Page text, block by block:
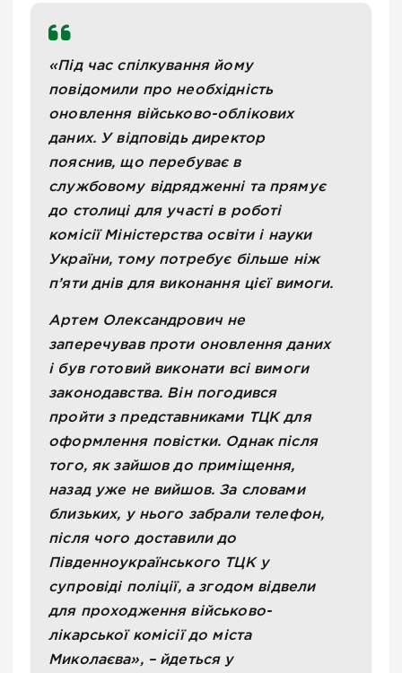
«Під час спілкування йому
повідомили про необхідність
оновлення військово-облікових
даних. У відповідь директор
пояснив, що перебуває в
службовому відрядженні та прямує
до столиці для участі в роботі
комісії Міністерства освіти і науки
України, тому потребує більше ніж
п’яти днів для виконання цієї вимоги.
Артем Олександрович не
заперечував проти оновлення даних
і був готовий виконати всі вимоги
законодавства. Він погодився
пройти з представниками ТЦК для
оформлення повістки. Однак після
того, як зайшов до приміщення,
назад уже не вийшов. За словами
близьких, у нього забрали телефон,
після чого доставили до
Південноукраїнського ТЦК у
супровіді поліції, а згодом відвели
для проходження військово-
лікарської комісії до міста
Миколаєва», – йдеться у